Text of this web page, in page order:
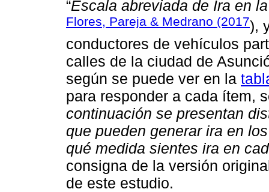
“Escala abreviada de Ira en
Flores, Pareja & Medrano (2017),
conductores de vehículos
calles de la ciudad de
según se puede ver en la
para responder a cada ítem,
continuación se presentan
que pueden generar ira en
qué medida sientes ira en
consigna de la versión
de este estudio.